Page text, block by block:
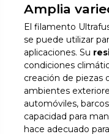
Amplia
El filamento
se puede utilizar
aplicaciones. Su
condiciones
creación de piezas
ambientes
automóviles,
capacidad para
hace adecuado